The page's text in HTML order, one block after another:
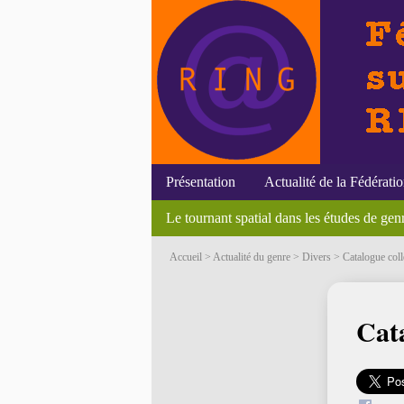
Présentation
Régis Dauxois, Sexe, genre et
Actualité de la
Méthodologie des études genre
Nicole MOSCONI Actualité
Initiatives du RING Colloques
Efigies Soutenances Bourses et
Annonces du RING - 1er novembre 2012
Le tournant spatial dans les études de
Accueil > Actualité du genre > Divers > Catalogue